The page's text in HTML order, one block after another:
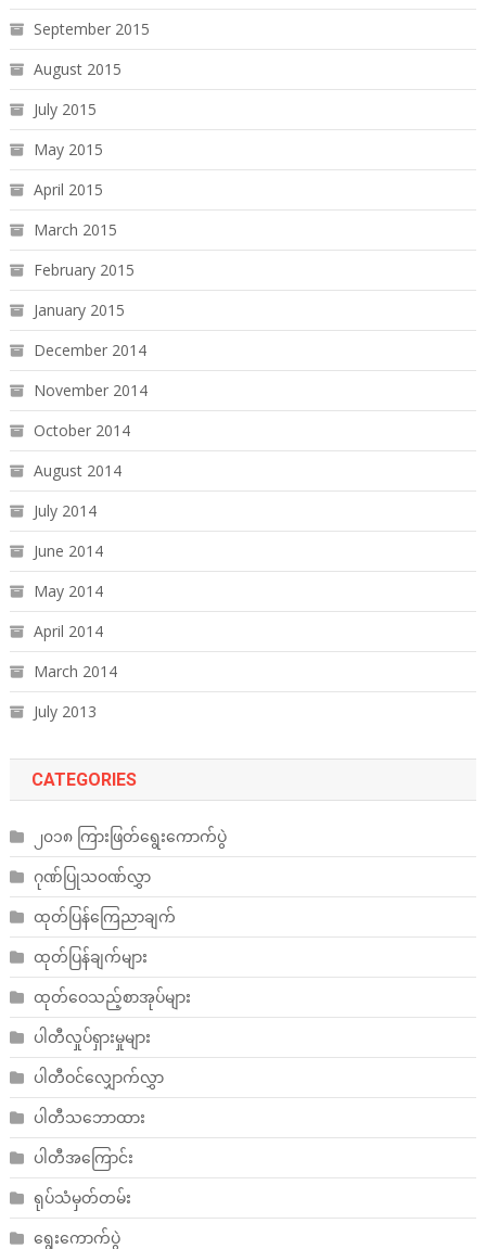
September 2015
August 2015
July 2015
May 2015
April 2015
March 2015
February 2015
January 2015
December 2014
November 2014
October 2014
August 2014
July 2014
June 2014
May 2014
April 2014
March 2014
July 2013
CATEGORIES
၂၀၁၈ ကြားဖြတ်ရွေးကောက်ပွဲ
ဂုဏ်ပြုသဝဏ်လွှာ
ထုတ်ပြန်ကြေညာချက်
ထုတ်ပြန်ချက်များ
ထုတ်ဝေသည့်စာအုပ်များ
ပါတီလှုပ်ရှားမှုများ
ပါတီဝင်လျှောက်လွှာ
ပါတီသဘောထား
ပါတီအကြောင်း
ရုပ်သံမှတ်တမ်း
ရွေးကောက်ပွဲ